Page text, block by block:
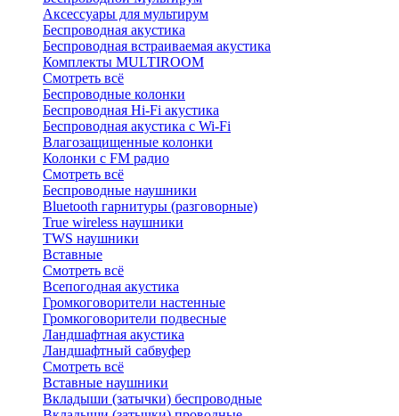
Аксессуары для мультирум
Беспроводная акустика
Беспроводная встраиваемая акустика
Комплекты MULTIROOM
Смотреть всё
Беспроводные колонки
Беспроводная Hi-Fi акустика
Беспроводная акустика с Wi-Fi
Влагозащищенные колонки
Колонки с FM радио
Смотреть всё
Беспроводные наушники
Bluetоoth гарнитуры (разговорные)
True wireless наушники
TWS наушники
Вставные
Смотреть всё
Всепогодная акустика
Громкоговорители настенные
Громкоговорители подвесные
Ландшафтная акустика
Ландшафтный сабвуфер
Смотреть всё
Вставные наушники
Вкладыши (затычки) беспроводные